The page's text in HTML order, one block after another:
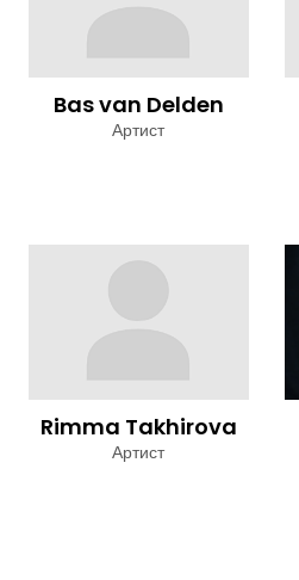
Bas van Delden
Артист
Rimma Takhirova
Артист